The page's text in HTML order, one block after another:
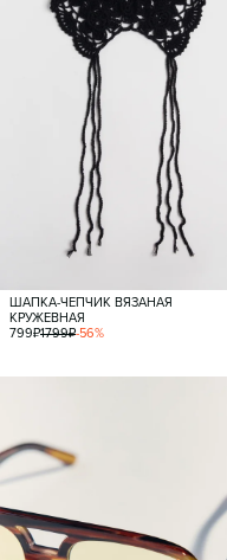
ШАПКА-ЧЕПЧИК ВЯЗАНАЯ
КРУЖЕВНАЯ
799₽1799₽-56%